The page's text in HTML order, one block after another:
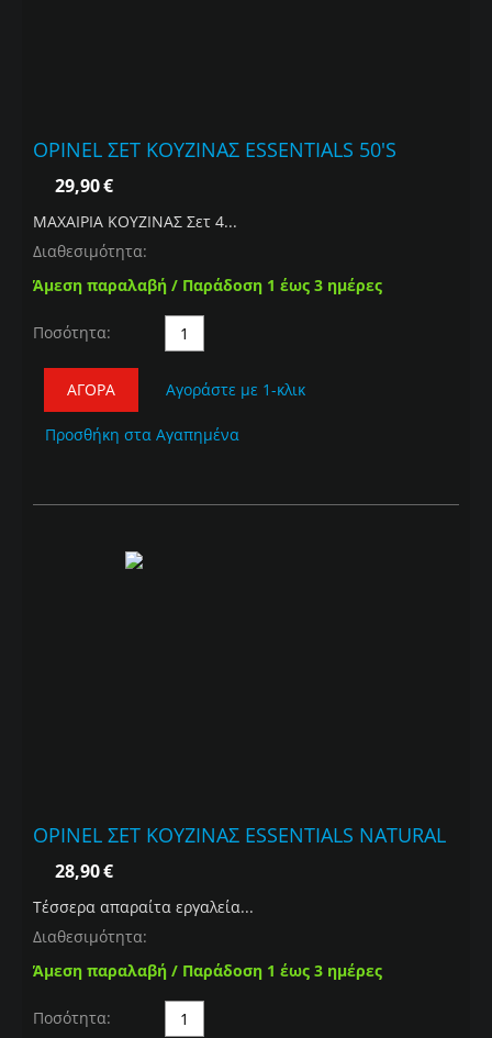
OPINEL ΣΕΤ ΚΟΥΖΙΝΑΣ ESSENTIALS 50'S
29,90€
ΜΑΧΑΙΡΙΑ ΚΟΥΖΙΝΑΣ Σετ 4...
Διαθεσιμότητα:
Άμεση παραλαβή / Παράδοση 1 έως 3 ημέρες
Ποσότητα:
ΑΓΟΡΆ Αγοράστε με 1-κλικ
Προσθήκη στα Αγαπημένα
OPINEL ΣΕΤ ΚΟΥΖΙΝΑΣ ESSENTIALS NATURAL
28,90€
Τέσσερα απαραίτα εργαλεία...
Διαθεσιμότητα:
Άμεση παραλαβή / Παράδοση 1 έως 3 ημέρες
Ποσότητα: